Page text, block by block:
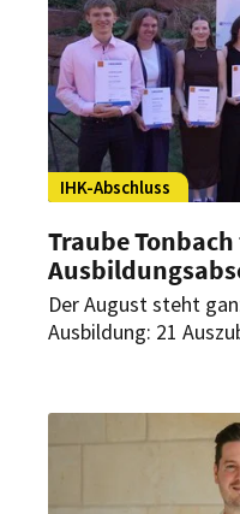
IHK-Abschluss
Traube
Der August steht
Ausbildung: 21
Unternehmen
Jahrgang die
mehrtägigen